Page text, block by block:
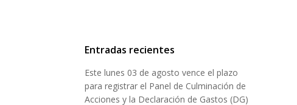
Entradas recientes
Este lunes 03 de agosto vence el plazo
para registrar el Panel de Culminación de
Acciones y la Declaración de Gastos (DG)